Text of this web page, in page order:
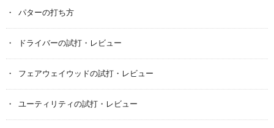
パターの打ち方
ドライバーの試打・レビュー
フェアウェイウッドの試打・レビュー
ユーティリティの試打・レビュー